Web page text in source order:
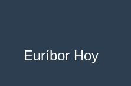
Euríbor Hoy